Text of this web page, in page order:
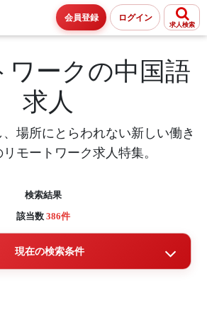
会員登録 ログイン
求人検索
ワークの中国語
求人
場所にとらわれない新しい働き
モートワーク求人特集。
検索結果
該当数 386件
現在の検索条件